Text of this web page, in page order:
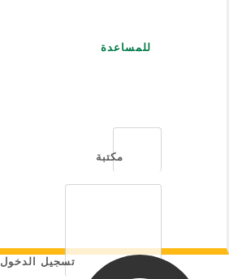
للمساعدة
مكتبة
تسجيل الدخول